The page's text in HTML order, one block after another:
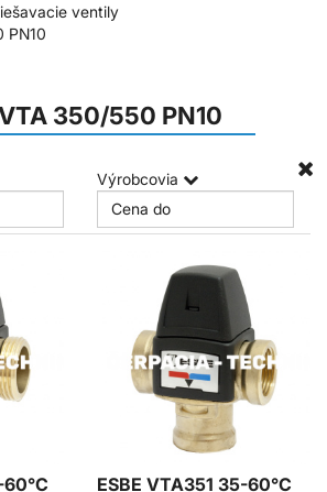
ventily
PN10
350/550 PN10
Výrobcovia
ESBE VTA351 35-60°C